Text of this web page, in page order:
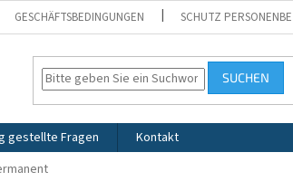
GESCHÄFTSBEDINGUNGEN SCHUTZ
SUCHEN
gestellte Fragen
Kontakt